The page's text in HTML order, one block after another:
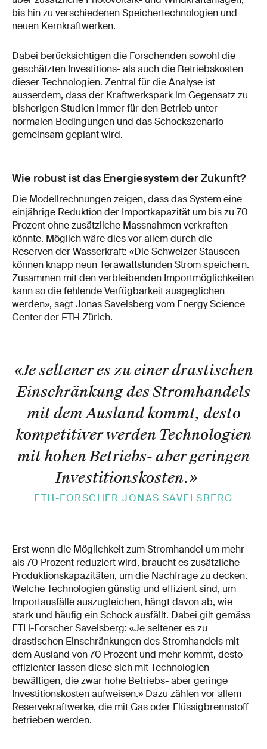
bis hin zu verschiedenen Speichertechnologien und
neuen Kernkraftwerken.
Dabei berücksichtigen die Forschenden sowohl die
geschätzten Investitions- als auch die Betriebskosten
dieser Technologien. Zentral für die Analyse ist
ausserdem, dass der Kraftwerkspark im Gegensatz zu
bisherigen Studien immer für den Betrieb unter
normalen Bedingungen und das Schockszenario
gemeinsam geplant wird.
Wie robust ist das Energiesystem der Zukunft?
Die Modellrechnungen zeigen, dass das System eine
einjährige Reduktion der Importkapazität um bis zu 70
Prozent ohne zusätzliche Massnahmen verkraften
könnte. Möglich wäre dies vor allem durch die
Reserven der Wasserkraft: «Die Schweizer Stauseen
können knapp neun Terawattstunden Strom speichern.
Zusammen mit den verbleibenden Importmöglichkeiten
kann so die fehlende Verfügbarkeit ausgeglichen
werden», sagt Jonas Savelsberg vom Energy Science
Center der ETH Zürich.
«Je seltener es zu einer drastischen
Einschränkung des Stromhandels
mit dem Ausland kommt, desto
kompetitiver werden Technologien
mit hohen Betriebs- aber geringen
Investitionskosten.»
ETH-FORSCHER JONAS SAVELSBERG
Erst wenn die Möglichkeit zum Stromhandel um mehr
als 70 Prozent reduziert wird, braucht es zusätzliche
Produktionskapazitäten, um die Nachfrage zu decken.
Welche Technologien günstig und effizient sind, um
Importausfälle auszugleichen, hängt davon ab, wie
stark und häufig ein Schock ausfällt. Dabei gilt gemäss
ETH-Forscher Savelsberg: «Je seltener es zu
drastischen Einschränkungen des Stromhandels mit
dem Ausland von 70 Prozent und mehr kommt, desto
effizienter lassen diese sich mit Technologien
bewältigen, die zwar hohe Betriebs- aber geringe
Investitionskosten aufweisen.» Dazu zählen vor allem
Reservekraftwerke, die mit Gas oder Flüssigbrennstoff
betrieben werden.